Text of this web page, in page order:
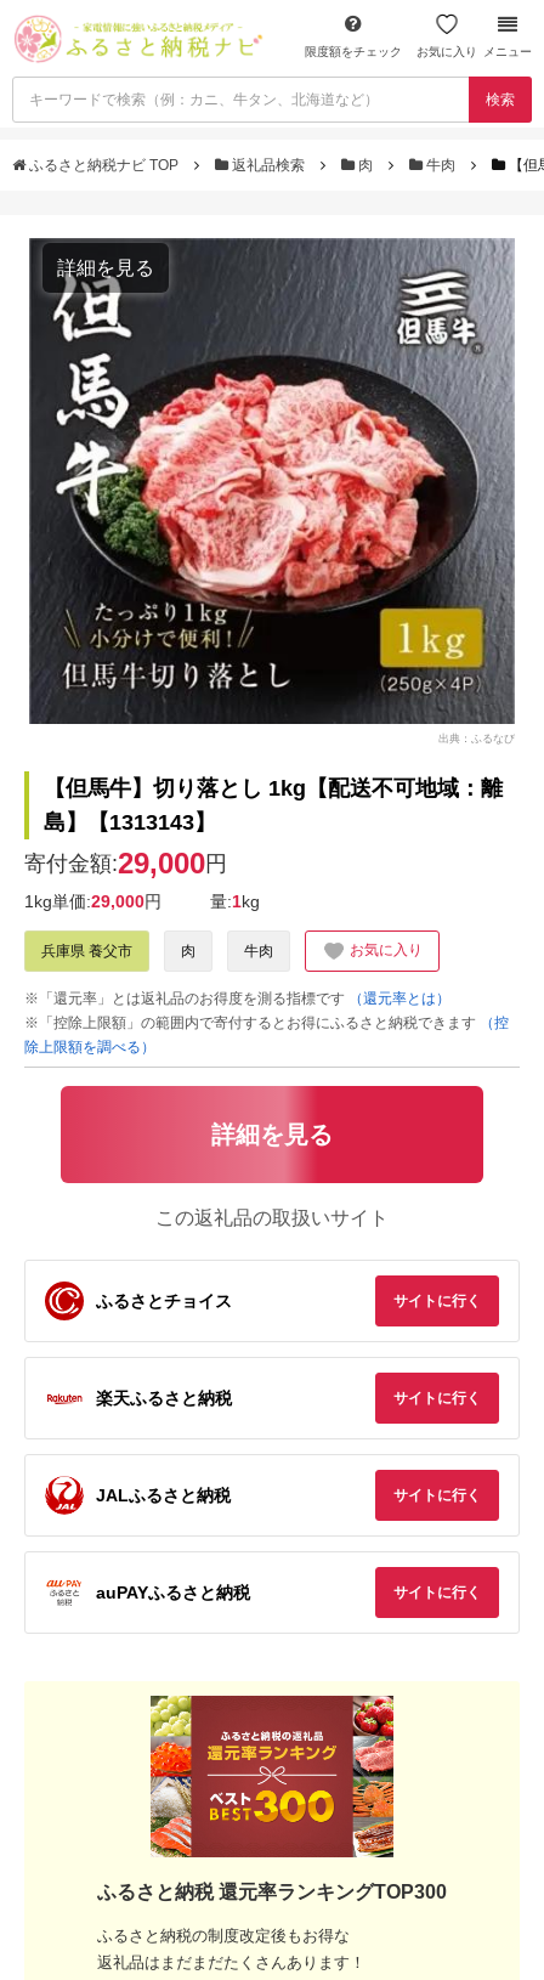
限度額をチェック お気に入り メニュー
検索
ふるさと納税ナビ TOP 返礼品検索 肉 牛肉 【
詳細を見る
出典：ふるなび
【但馬牛】切り落とし 1kg【配送不可地域：離
島】【1313143】
寄付金額:29,000円
1kg単価:29,000円 量:1kg
兵庫県 養父市 肉 牛肉 お気に入り
※「還元率」とは返礼品のお得度を測る指標です
（還元率とは）
※「控除上限額」の範囲内で寄付するとお得にふるさと納税できます
（控
除上限額を調べる）
詳細を見る
この返礼品の取扱いサイト
ふるさとチョイス サイトに行く
楽天ふるさと納税 サイトに行く
JALふるさと納税 サイトに行く
auPAYふるさと納税 サイトに行く
ふるさと納税 還元率ランキングTOP300
ふるさと納税の制度改定後もお得な
返礼品はまだまだたくさんあります！